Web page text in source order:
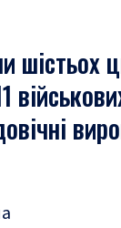
шістьох